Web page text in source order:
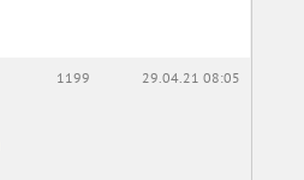
1199 29.04.21 08:05